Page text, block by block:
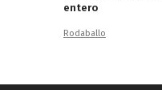
entero
Rodaballo